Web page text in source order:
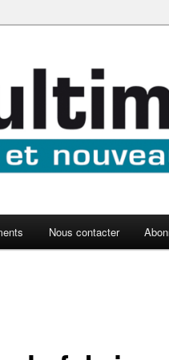
Nous contacter